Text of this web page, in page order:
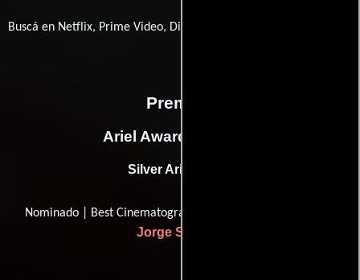
Buscá en Netflix, Prime Video, Disney+
Premios
Ariel Awards, Mexico
Silver Ariel (1972)
Nominado | Best Cinematography (Mejor Fotografía)
Jorge Stahl Jr.